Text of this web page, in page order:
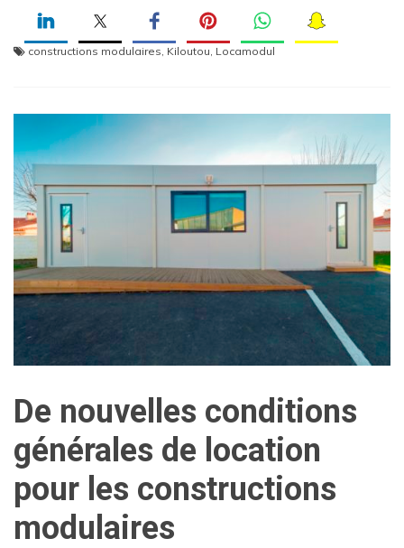
constructions modulaires, Kiloutou, Locamodul
De nouvelles conditions
générales de location
pour les constructions
modulaires